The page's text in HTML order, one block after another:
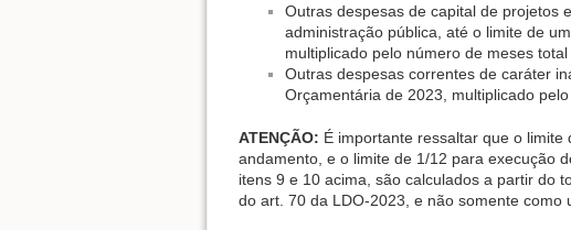
Outras despesas de capital de projetos
administração pública, até o limite de
multiplicado pelo número de meses
Outras despesas correntes de caráter
Orçamentária de 2023, multiplicado
ATENÇÃO: É importante ressaltar que o
andamento, e o limite de 1/12 para execução
itens 9 e 10 acima, são calculados a partir do
do art. 70 da LDO-2023, e não somente como